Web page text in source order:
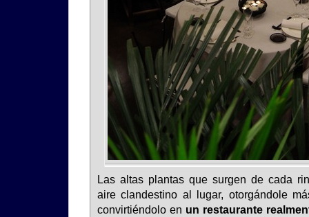
Las altas plantas que surgen de cada
aire clandestino al lugar, otorgándole
convirtiéndolo en un restaurante